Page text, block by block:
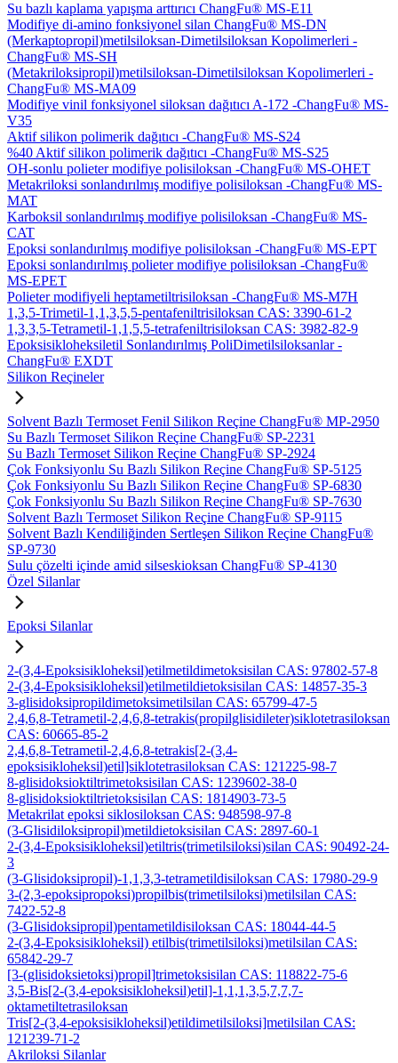
Su bazlı kaplama yapışma arttırıcı ChangFu® MS-E11
Modifiye di-amino fonksiyonel silan ChangFu® MS-DN
(Merkaptopropil)metilsiloksan-Dimetilsiloksan Kopolimerleri -
ChangFu® MS-SH
(Metakriloksipropil)metilsiloksan-Dimetilsiloksan Kopolimerleri -
ChangFu® MS-MA09
Modifiye vinil fonksiyonel siloksan dağıtıcı A-172 -ChangFu® MS-
V35
Aktif silikon polimerik dağıtıcı -ChangFu® MS-S24
%40 Aktif silikon polimerik dağıtıcı -ChangFu® MS-S25
OH-sonlu polieter modifiye polisiloksan -ChangFu® MS-OHET
Metakriloksi sonlandırılmış modifiye polisiloksan -ChangFu® MS-
MAT
Karboksil sonlandırılmış modifiye polisiloksan -ChangFu® MS-
CAT
Epoksi sonlandırılmış modifiye polisiloksan -ChangFu® MS-EPT
Epoksi sonlandırılmış polieter modifiye polisiloksan -ChangFu®
MS-EPET
Polieter modifiyeli heptametiltrisiloksan -ChangFu® MS-M7H
1,3,5-Trimetil-1,1,3,5,5-pentafeniltrisiloksan CAS: 3390-61-2
1,3,3,5-Tetrametil-1,1,5,5-tetrafeniltrisiloksan CAS: 3982-82-9
Epoksisikloheksiletil Sonlandırılmış PoliDimetilsiloksanlar -
ChangFu® EXDT
Silikon Reçineler
Solvent Bazlı Termoset Fenil Silikon Reçine ChangFu® MP-2950
Su Bazlı Termoset Silikon Reçine ChangFu® SP-2231
Su Bazlı Termoset Silikon Reçine ChangFu® SP-2924
Çok Fonksiyonlu Su Bazlı Silikon Reçine ChangFu® SP-5125
Çok Fonksiyonlu Su Bazlı Silikon Reçine ChangFu® SP-6830
Çok Fonksiyonlu Su Bazlı Silikon Reçine ChangFu® SP-7630
Solvent Bazlı Termoset Silikon Reçine ChangFu® SP-9115
Solvent Bazlı Kendiliğinden Sertleşen Silikon Reçine ChangFu®
SP-9730
Sulu çözelti içinde amid silseskioksan ChangFu® SP-4130
Özel Silanlar
Epoksi Silanlar
2-(3,4-Epoksisikloheksil)etilmetildimetoksisilan CAS: 97802-57-8
2-(3,4-Epoksisikloheksil)etilmetildietoksisilan CAS: 14857-35-3
3-glisidoksipropildimetoksimetilsilan CAS: 65799-47-5
2,4,6,8-Tetrametil-2,4,6,8-tetrakis(propilglisidileter)siklotetrasiloksan
CAS: 60665-85-2
2,4,6,8-Tetrametil-2,4,6,8-tetrakis[2-(3,4-
epoksisikloheksil)etil]siklotetrasiloksan CAS: 121225-98-7
8-glisidoksioktiltrimetoksisilan CAS: 1239602-38-0
8-glisidoksioktiltrietoksisilan CAS: 1814903-73-5
Metakrilat epoksi siklosiloksan CAS: 948598-97-8
(3-Glisidiloksipropil)metildietoksisilan CAS: 2897-60-1
2-(3,4-Epoksisikloheksil)etiltris(trimetilsiloksi)silan CAS: 90492-24-
3
(3-Glisidoksipropil)-1,1,3,3-tetrametildisiloksan CAS: 17980-29-9
3-(2,3-epoksipropoksi)propilbis(trimetilsiloksi)metilsilan CAS:
7422-52-8
(3-Glisidoksipropil)pentametildisiloksan CAS: 18044-44-5
2-(3,4-Epoksisikloheksil) etilbis(trimetilsiloksi)metilsilan CAS:
65842-29-7
[3-(glisidoksietoksi)propil]trimetoksisilan CAS: 118822-75-6
3,5-Bis[2-(3,4-epoksisikloheksil)etil]-1,1,1,3,5,7,7,7-
oktametiltetrasiloksan
Tris[2-(3,4-epoksisikloheksil)etildimetilsiloksi]metilsilan CAS:
121239-71-2
Akriloksi Silanlar